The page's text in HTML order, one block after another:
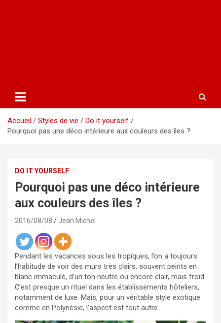
Accueil Styles de vie
Do it yourself
Pourquoi pas une déco intérieure aux couleurs des îles ?
DO IT YOURSELF
Pourquoi pas une déco intérieure
aux couleurs des îles ?
2016/08/08 Jean Michel
Pendant les vacances sous les tropiques, l’on a toujours
l’habitude de voir des murs très clairs, souvent peints en
blanc immaculé, d’un ton neutre ou encore clair, mais froid.
C’est presque un rituel dans les établissements hôteliers,
notamment de luxe. Mais, pour un véritable style exotique
comme en Polynésie, l’aspect est tout autre.